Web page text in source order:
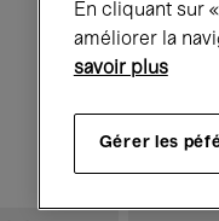
En cliquant sur
améliorer la
savoir plus
Gérer les